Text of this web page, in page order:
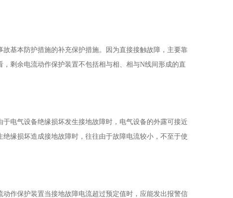
基本防护措施的补充保护措施。因为直接接触故障，主要靠
剩余电流动作保护装置不包括相与相、相与N线间形成的直
电气设备绝缘损坏发生接地故障时，电气设备的外露可接近
缘损坏造成接地故障时，往往由于故障电流较小，不至于使
作保护装置当接地故障电流超过预定值时，应能发出报警信